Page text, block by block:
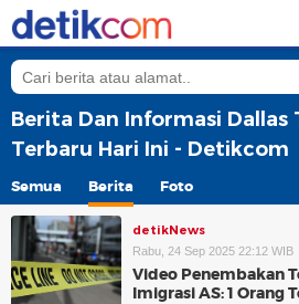
Berita Dan Informasi Dallas
Terbaru Hari Ini - Detikcom
Semua Berita Foto
detikNews
Rabu, 24 Sep 2025 22:12 WIB
Video Penembakan
Imigrasi AS: 1 Orang